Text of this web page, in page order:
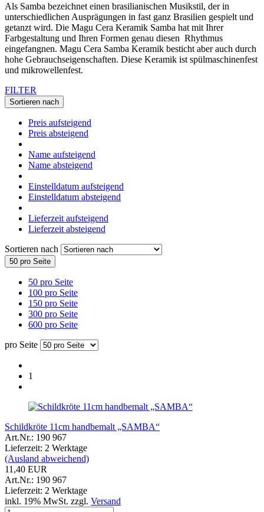
Als Samba bezeichnet einen brasilianischen Musikstil, der in
unterschiedlichen Ausprägungen in fast ganz Brasilien gespielt und
getanzt wird. Die Magu Cera Keramik Samba hat mit Ihrer
Farbgestaltung und Ihren Formen genau diesen Rhythmus
eingefangnen. Magu Cera Samba Keramik besticht aber auch durch
hohe Gebrauchseigenschaften. Diese Keramik ist spülmaschinenfest
und mikrowellenfest.
FILTER
Sortieren nach
Preis aufsteigend
Preis absteigend
Name aufsteigend
Name absteigend
Einstelldatum aufsteigend
Einstelldatum absteigend
Lieferzeit aufsteigend
Lieferzeit absteigend
Sortieren nach
50 pro Seite
50 pro Seite
100 pro Seite
150 pro Seite
300 pro Seite
600 pro Seite
pro Seite
1
Schildkröte 11cm handbemalt „SAMBA“
Art.Nr.: 190 967
Lieferzeit: 2 Werktage
(Ausland abweichend)
11,40 EUR
Art.Nr.: 190 967
Lieferzeit: 2 Werktage
inkl. 19% MwSt. zzgl. Versand